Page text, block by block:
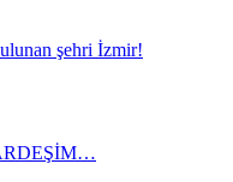
şehri İzmir!